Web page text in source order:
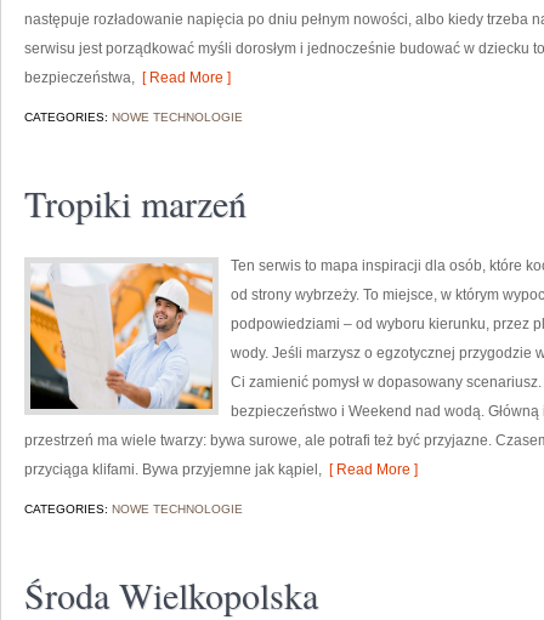
następuje rozładowanie napięcia po dniu pełnym nowości, albo kiedy trzeba
serwisu jest porządkować myśli dorosłym i jednocześnie budować w dziecku
bezpieczeństwa, [ Read More ]
CATEGORIES: NOWE TECHNOLOGIE
Tropiki marzeń
Ten serwis to mapa inspiracji dla osób, które
od strony wybrzeży. To miejsce, w którym
podpowiedziami – od wyboru kierunku, przez
wody. Jeśli marzysz o egzotycznej przygodzie
Ci zamienić pomysł w dopasowany
bezpieczeństwo i Weekend nad wodą.
przestrzeń ma wiele twarzy: bywa surowe, ale potrafi też być przyjazne.
przyciąga klifami. Bywa przyjemne jak kąpiel, [ Read More ]
CATEGORIES: NOWE TECHNOLOGIE
Środa Wielkopolska